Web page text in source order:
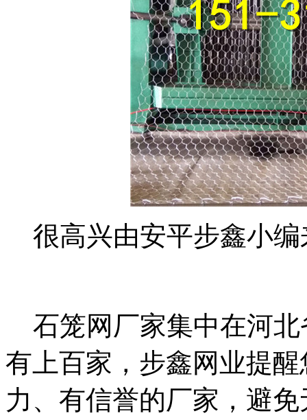
很高兴由安平步鑫小编
石笼网厂家集中在河北
有上百家，步鑫网业提
力、有信誉的厂家，避